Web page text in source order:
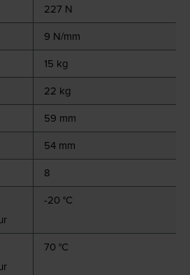
227 N
9 N/mm
15 kg
22 kg
59 mm
54 mm
8
-20 °C
70 °C